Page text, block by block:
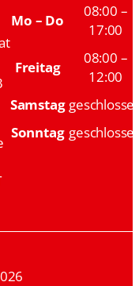
Mo – Do
08:00 –
17:00
Freitag
08:00 –
12:00
Samstag
Sonntag